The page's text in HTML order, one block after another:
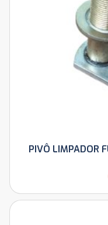
PIVÔ LIMPADOR